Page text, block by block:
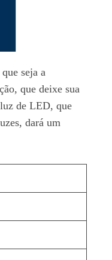
seja a
que deixe sua
de LED, que
dará um